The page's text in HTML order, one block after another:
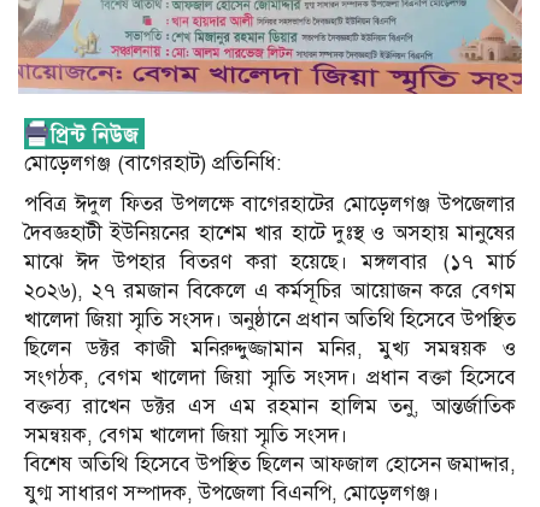
মোড়েলগঞ্জ (বাগেরহাট) প্রতিনিধি:
পবিত্র ঈদুল ফিতর উপলক্ষে বাগেরহাটের মোড়েলগঞ্জ উপজেলার
দৈবজ্ঞহাটী ইউনিয়নের হাশেম খার হাটে দুঃস্থ ও অসহায় মানুষের
মাঝে ঈদ উপহার বিতরণ করা হয়েছে। মঙ্গলবার (১৭ মার্চ
২০২৬), ২৭ রমজান বিকেলে এ কর্মসূচির আয়োজন করে বেগম
খালেদা জিয়া স্মৃতি সংসদ। অনুষ্ঠানে প্রধান অতিথি হিসেবে উপস্থিত
ছিলেন ডক্টর কাজী মনিরুদ্দুজ্জামান মনির, মুখ্য সমন্বয়ক ও
সংগঠক, বেগম খালেদা জিয়া স্মৃতি সংসদ। প্রধান বক্তা হিসেবে
বক্তব্য রাখেন ডক্টর এস এম রহমান হালিম তনু, আন্তর্জাতিক
সমন্বয়ক, বেগম খালেদা জিয়া স্মৃতি সংসদ।
বিশেষ অতিথি হিসেবে উপস্থিত ছিলেন আফজাল হোসেন জমাদ্দার,
যুগ্ম সাধারণ সম্পাদক, উপজেলা বিএনপি, মোড়েলগঞ্জ।